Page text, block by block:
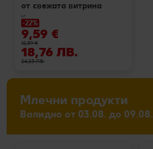
от свежата витрина
кг
-22%
9,59 €
12,39 €
18,76 ЛВ.
24,23 ЛВ.
Млечни продукти
Валидно от 03.08. до 09.08.